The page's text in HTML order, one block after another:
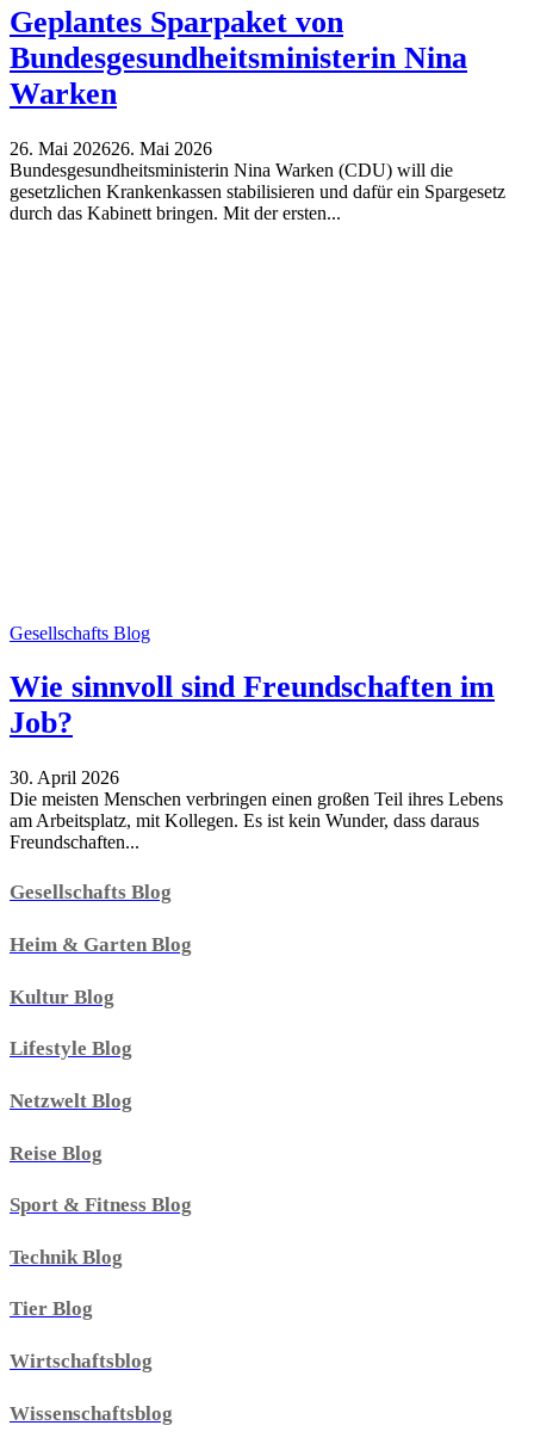
Geplantes Sparpaket von
Bundesgesundheitsministerin Nina
Warken
26. Mai 202626. Mai 2026
Bundesgesundheitsministerin Nina Warken (CDU) will die
gesetzlichen Krankenkassen stabilisieren und dafür ein Spargesetz
durch das Kabinett bringen. Mit der ersten...
Gesellschafts Blog
Wie sinnvoll sind Freundschaften im
Job?
30. April 2026
Die meisten Menschen verbringen einen großen Teil ihres Lebens
am Arbeitsplatz, mit Kollegen. Es ist kein Wunder, dass daraus
Freundschaften...
Gesellschafts Blog
Heim & Garten Blog
Kultur Blog
Lifestyle Blog
Netzwelt Blog
Reise Blog
Sport & Fitness Blog
Technik Blog
Tier Blog
Wirtschaftsblog
Wissenschaftsblog